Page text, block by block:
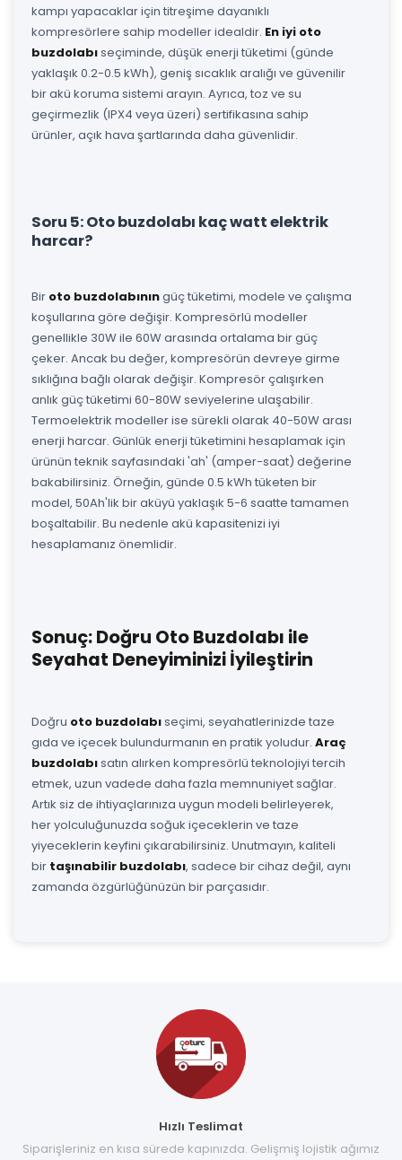
kampı yapacaklar için titreşime dayanıklı
kompresörlere sahip modeller idealdir. En iyi oto
buzdolabıseçiminde, düşük enerji tüketimi (günde
yaklaşık 0.2-0.5 kWh), geniş sıcaklık aralığı ve güvenilir
bir akü koruma sistemi arayın. Ayrıca, toz ve su
geçirmezlik (IPX4 veya üzeri) sertifikasına sahip
ürünler, açık hava şartlarında daha güvenlidir.
Soru 5: Oto buzdolabı kaç watt elektrik
harcar?
Bir oto buzdolabınıngüç tüketimi, modele ve çalışma
koşullarına göre değişir. Kompresörlü modeller
genellikle 30W ile 60W arasında ortalama bir güç
çeker. Ancak bu değer, kompresörün devreye girme
sıklığına bağlı olarak değişir. Kompresör çalışırken
anlık güç tüketimi 60-80W seviyelerine ulaşabilir.
Termoelektrik modeller ise sürekli olarak 40-50W arası
enerji harcar. Günlük enerji tüketimini hesaplamak için
ürünün teknik sayfasındaki 'ah' (amper-saat) değerine
bakabilirsiniz. Örneğin, günde 0.5 kWh tüketen bir
model, 50Ah'lik bir aküyü yaklaşık 5-6 saatte tamamen
boşaltabilir. Bu nedenle akü kapasitenizi iyi
hesaplamanız önemlidir.
Sonuç: Doğru Oto Buzdolabı ile
Seyahat Deneyiminizi İyileştirin
Doğru oto buzdolabıseçimi, seyahatlerinizde taze
gıda ve içecek bulundurmanın en pratik yoludur. Araç
buzdolabısatın alırken kompresörlü teknolojiyi tercih
etmek, uzun vadede daha fazla memnuniyet sağlar.
Artık siz de ihtiyaçlarınıza uygun modeli belirleyerek,
her yolculuğunuzda soğuk içeceklerin ve taze
yiyeceklerin keyfini çıkarabilirsiniz. Unutmayın, kaliteli
bir taşınabilir buzdolabı, sadece bir cihaz değil, aynı
zamanda özgürlüğünüzün bir parçasıdır.
Hızlı Teslimat
Siparişleriniz en kısa sürede kapınızda. Gelişmiş lojistik ağımız